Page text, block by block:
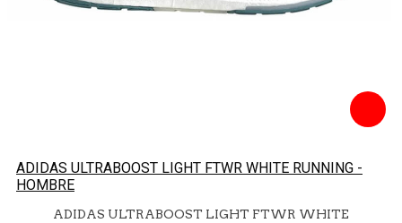
ADIDAS ULTRABOOST LIGHT FTWR WHITE RUNNING -
HOMBRE
ADIDAS ULTRABOOST LIGHT FTWR WHITE